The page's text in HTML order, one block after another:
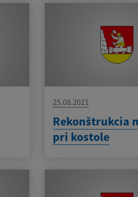
25.08.2021
Rekonštrukcia
pri kostole